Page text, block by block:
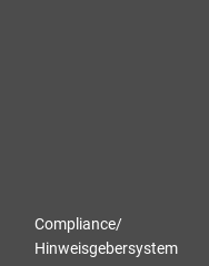
Compliance/
Hinweisgebersystem